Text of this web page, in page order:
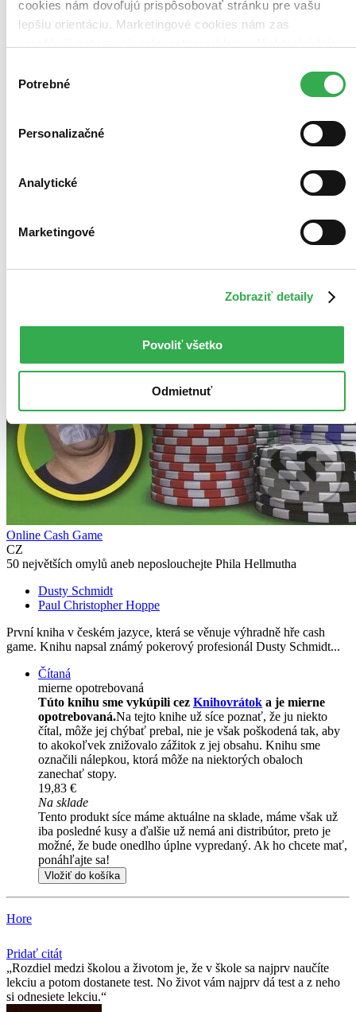
cookies nám dovoľujú prispôsobovať stránku pre vašu
lepšiu orientáciu. Marketingové cookies nám zas
keby sme mohli používať všetky tieto cookies. Ďakujeme!
súhlasu
Potrebné
Personalizačné
Analytické
Marketingové
Zobraziť detaily
Povoliť všetko
Odmietnuť
Online Cash Game
CZ
50 největších omylů aneb neposlouchejte Phila Hellmutha
Dusty Schmidt
Paul Christopher Hoppe
První kniha v českém jazyce, která se věnuje výhradně hře cash
game. Knihu napsal známý pokerový profesionál Dusty Schmidt...
Čítaná
mierne opotrebovaná
Túto knihu sme vykúpili cez Knihovrátok a je mierne
opotrebovaná.Na tejto knihe už síce poznať, že ju niekto
čítal, môže jej chýbať prebal, nie je však poškodená tak, aby
to akokoľvek znižovalo zážitok z jej obsahu. Knihu sme
označili nálepkou, ktorá môže na niektorých obaloch
zanechať stopy.
19,83 €
Na sklade
Tento produkt síce máme aktuálne na sklade, máme však už
iba posledné kusy a ďalšie už nemá ani distribútor, preto je
možné, že bude onedlho úplne vypredaný. Ak ho chcete mať,
ponáhľajte sa!
Vložiť do košíka
Hore
Pridať citát
Rozdiel medzi školou a životom je, že v škole sa najprv naučíte
lekciu a potom dostanete test. No život vám najprv dá test a z neho
si odnesiete lekciu.